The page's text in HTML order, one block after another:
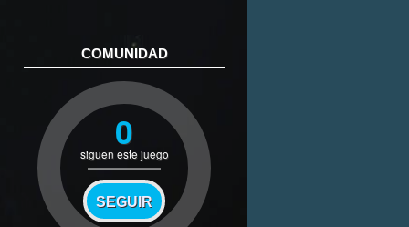
COMUNIDAD
0
siguen este juego
SEGUIR